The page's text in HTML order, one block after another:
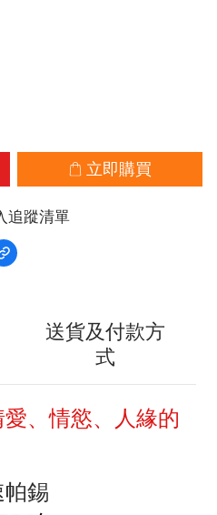
立即購買
追蹤清單
送貨及付款方
式
、情慾、人緣的
帕錫